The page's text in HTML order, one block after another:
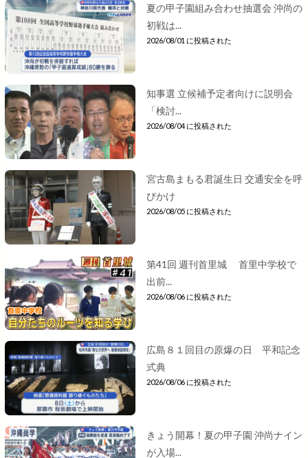
夏の甲子園組み合わせ抽選会 沖尚の
初戦は...
2026/08/01 に投稿された
知事選 立候補予定者向けに説明会
「検討...
2026/08/04 に投稿された
宮古島まもる君誕生日 交通安全を呼
びかけ
2026/08/05 に投稿された
第41回 週刊首里城 首里中学校で
出前...
2026/08/06 に投稿された
広島８１回目の原爆の日 平和記念
式典
2026/08/06 に投稿された
きょう開幕！夏の甲子園 沖尚ナイン
が入場...